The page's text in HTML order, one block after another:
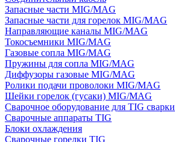
Запасные части MIG/MAG
Запасные части для горелок MIG/MAG
Направляющие каналы MIG/MAG
Токосъемники MIG/MAG
Газовые сопла MIG/MAG
Пружины для сопла MIG/MAG
Диффузоры газовые MIG/MAG
Ролики подачи проволоки MIG/MAG
Шейки горелок (гусаки) MIG/MAG
Сварочное оборудование для TIG сварки
Сварочные аппараты TIG
Блоки охлаждения
Сварочные горелки TIG